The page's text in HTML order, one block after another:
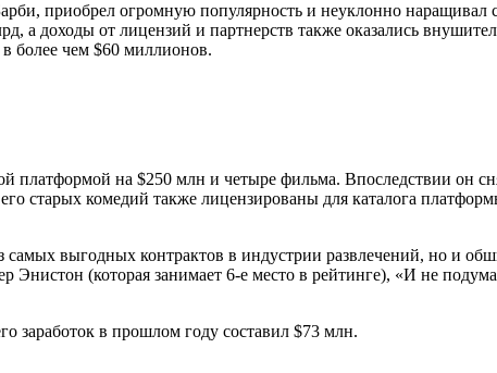
приобрел огромную популярность и неуклонно наращивал
а доходы от лицензий и партнерств также оказались
более чем $60 миллионов.
платформой на $250 млн и четыре фильма. Впоследствии он
старых комедий также лицензированы для каталога
самых выгодных контрактов в индустрии развлечений, но и
(которая занимает 6-е место в рейтинге), «И не
в прошлом году составил $73 млн.